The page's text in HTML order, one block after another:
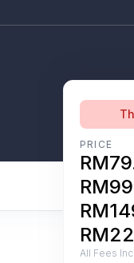
PRICE
All Fees